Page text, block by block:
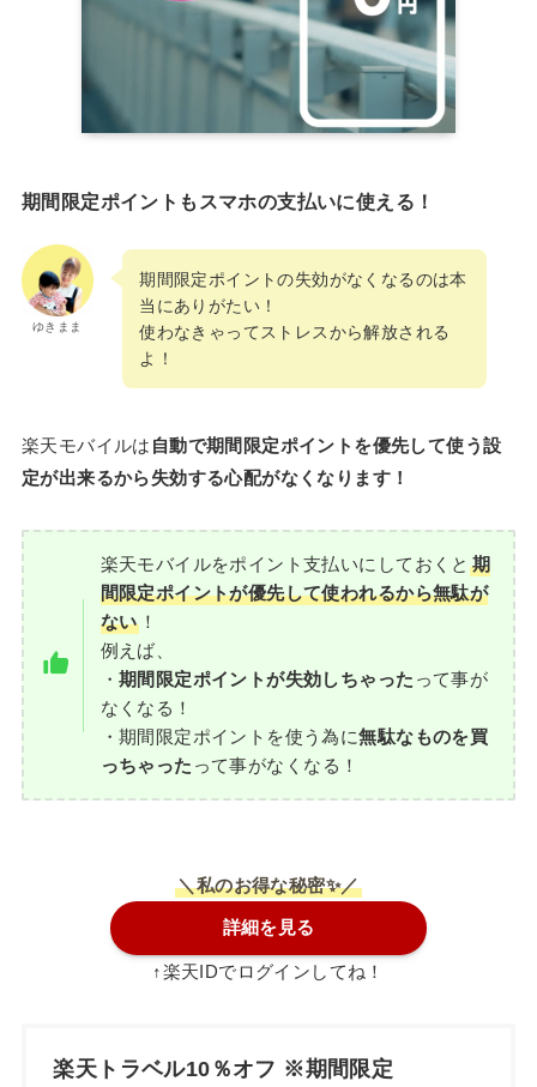
期間限定ポイントもスマホの支払いに使える！
ゆきまま
期間限定ポイントの失効がなくなるのは本
当にありがたい！
使わなきゃってストレスから解放される
よ！
楽天モバイルは 自動で期間限定ポイントを優先して使う設
定が出来るから失効する心配がなくなります！
楽天モバイルをポイント支払いにしておくと 期
間限定ポイントが優先して使われるから無駄が
ない ！
例えば、
・期間限定ポイントが失効しちゃった って事が
なくなる！
・期間限定ポイントを使う為に無駄なものを買
っちゃった って事がなくなる！
＼私のお得な秘密✨／
詳細を見る
↑楽天IDでログインしてね！
楽天トラベル10％オフ ※期間限定